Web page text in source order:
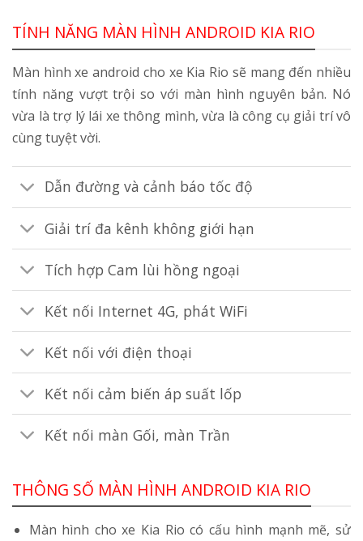
TÍNH NĂNG MÀN HÌNH ANDROID KIA RIO
Màn hình xe android cho xe Kia Rio sẽ mang đến nhiều
tính năng vượt trội so với màn hình nguyên bản. Nó
vừa là trợ lý lái xe thông mình, vừa là công cụ giải trí vô
cùng tuyệt vời.
Dẫn đường và cảnh báo tốc độ
Giải trí đa kênh không giới hạn
Tích hợp Cam lùi hồng ngoại
Kết nối Internet 4G, phát WiFi
Kết nối với điện thoại
Kết nối cảm biến áp suất lốp
Kết nối màn Gối, màn Trần
THÔNG SỐ MÀN HÌNH ANDROID KIA RIO
Màn hình cho xe Kia Rio có cấu hình mạnh mẽ, sử